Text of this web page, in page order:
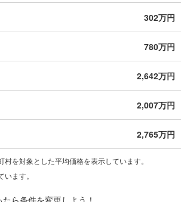
302万円
780万円
2,642万円
2,007万円
2,765万円
を対象とした平均価格を表示しています。
ます。
ら条件を変更しよう！